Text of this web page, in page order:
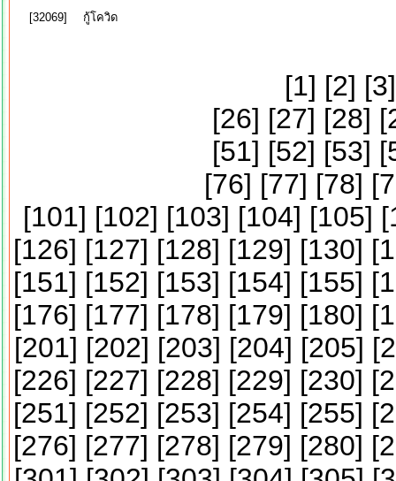
[32069]
กู้โควิด
[1] [2] [3
[26] [27] [28] [
[51] [52] [53] [
[76] [77] [78] [
[101] [102] [103] [104] [105] [
[126] [127] [128] [129] [130] [
[151] [152] [153] [154] [155] [
[176] [177] [178] [179] [180] [
[201] [202] [203] [204] [205] [
[226] [227] [228] [229] [230] [
[251] [252] [253] [254] [255] [
[276] [277] [278] [279] [280] [